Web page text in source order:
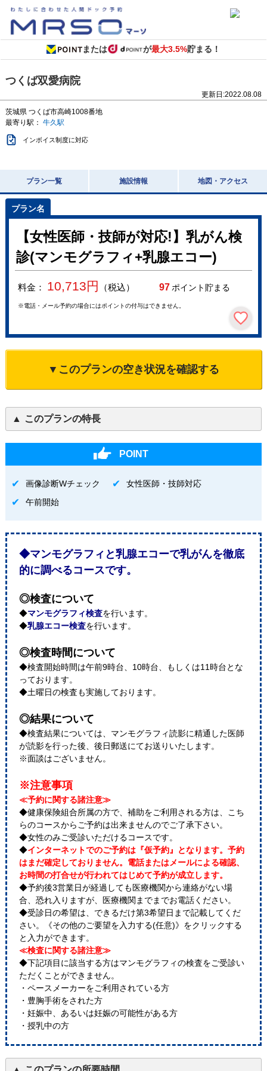
または が最大3.5%貯まる！
つくば双愛病院
更新日:2022.08.08
茨城県 つくば市高崎1008番地
最寄り駅： 牛久駅
インボイス制度に対応
プラン一覧 施設情報 地図・アクセス
【女性医師・技師が対応!】乳がん検
診(マンモグラフィ+乳腺エコー)
料金： 10,713円 （税込） 97ポイント貯まる
※電話・メール予約の場合にはポイントの付与はできません。
▼このプランの空き状況を確認する
このプランの特長
POINT
画像診断Wチェック
女性医師・技師対応
午前開始
◆マンモグラフィと乳腺エコーで乳がんを徹底
的に調べるコースです。
◎検査について
◆マンモグラフィ検査を行います。
◆乳腺エコー検査を行います。
◎検査時間について
◆検査開始時間は午前9時台、10時台、もしくは11時台とな
っております。
◆土曜日の検査も実施しております。
◎結果について
◆検査結果については、マンモグラフィ読影に精通した医師
が読影を行った後、後日郵送にてお送りいたします。
※面談はございません。
※注意事項
≪予約に関する諸注意≫
◆健康保険組合所属の方で、補助をご利用される方は、こち
らのコースからご予約は出来ませんのでご了承下さい。
◆女性のみご受診いただけるコースです。
◆インターネットでのご予約は『仮予約』となります。予約
はまだ確定しておりません。電話またはメールによる確認、
お時間の打合せが行われてはじめて予約が成立します。
◆予約後3営業日が経過しても医療機関から連絡がない場
合、恐れ入りますが、医療機関までまでお電話ください。
◆受診日の希望は、できるだけ第3希望日まで記載してくだ
さい。《その他のご要望を入力する(任意)》をクリックする
と入力ができます。
≪検査に関する諸注意≫
◆下記項目に該当する方はマンモグラフィの検査をご受診い
ただくことができません。
・ペースメーカーをご利用されている方
・豊胸手術をされた方
・妊娠中、あるいは妊娠の可能性がある方
・授乳中の方